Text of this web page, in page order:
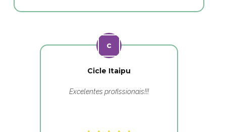
Cicle Itaipu
Excelentes profissionais!!!